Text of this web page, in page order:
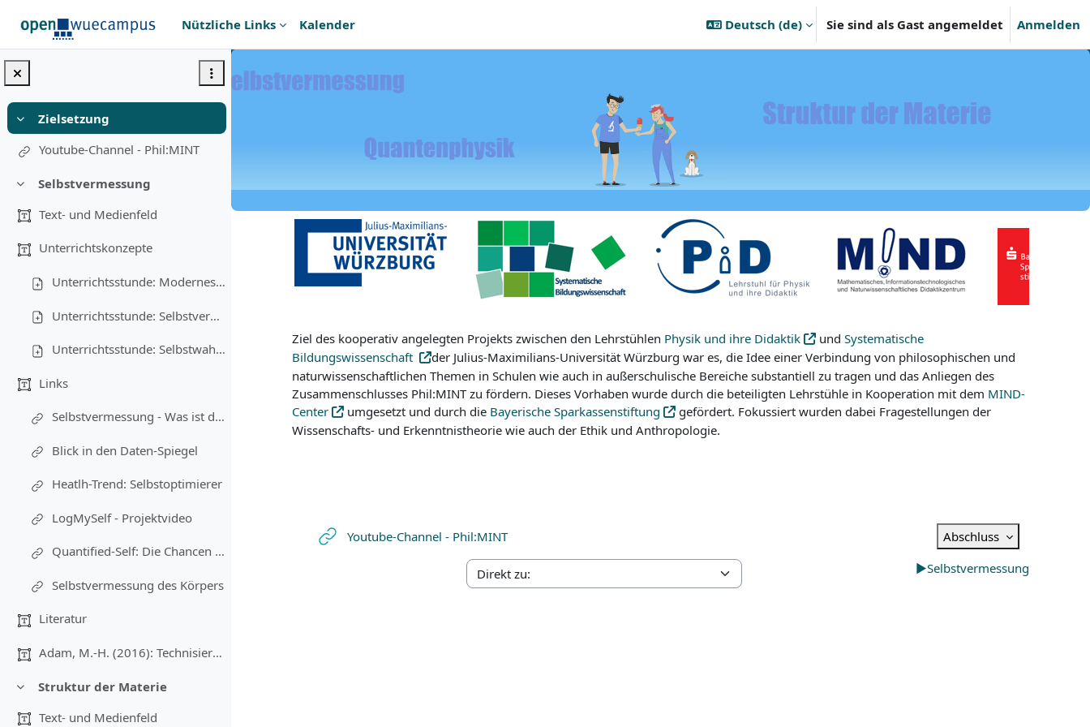
Nützliche Links
Kalender Deutsch ‎(de)‎ Sie sind als Gast angemeldet Anmelden
Einklappen
Zielsetzung
Youtube-Channel - Phil:MINT
Einklappen
Selbstvermessung
Text- und Medienfeld
Unterrichtskonzepte
Unterrichtsstunde: Modernes Selbstporträt
Unterrichtsstunde: Selbstvermessung
Unterrichtsstunde: Selbstwahrnehmung
Links
Selbstvermessung - Was ist das? (Kooperationsprojekt des Lehrstuhls für Systematische Bildungswissenschaft)
Blick in den Daten-Spiegel
Heatlh-Trend: Selbstoptimierer
LogMySelf - Projektvideo
Quantified-Self: Die Chancen und Risiken der Selbstvermessung
Selbstvermessung des Körpers
Literatur
Adam, M.-H. (2016): Technisierte Lebenswelt. Über ...
Einklappen
Struktur der Materie
Text- und Medienfeld
Startseite Open Universität Würzburg
Zielsetzung
Abschnittsübersicht
Ziel des kooperativ angelegten Projekts zwischen den Lehrstühlen Physik und ihre Didaktik und Systematische
Bildungswissenschaft
der Julius-Maximilians-Universität Würzburg war es, die Idee einer Verbindung von philosophischen und
naturwissenschaftlichen Themen in Schulen wie auch in außerschulische Bereiche substantiell zu tragen und das Anliegen des
Zusammenschlusses Phil:MINT zu fördern. Dieses Vorhaben wurde durch die beteiligten Lehrstühle in Kooperation mit dem MIND-
Center
umgesetzt und durch die Bayerische Sparkassenstiftung
gefördert. Fokussiert wurden dabei Fragestellungen der
Wissenschafts- und Erkenntnistheorie wie auch der Ethik und Anthropologie.
Youtube-Channel - Phil:MINTLink/URL
Abschluss
▶︎Selbstvermessung